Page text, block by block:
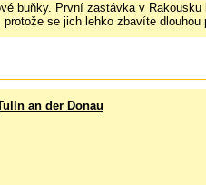
buňky. První zastávka v
se jich lehko zbavíte
an der Donau